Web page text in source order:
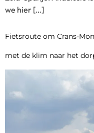
we hier […]
Fietsroute om Crans-
met de klim naar het